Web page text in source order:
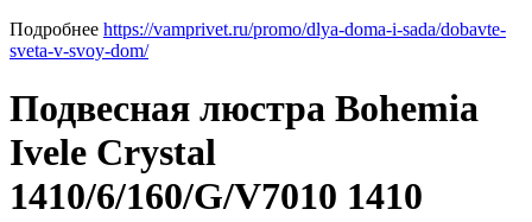
Подробнее https://vamprivet.ru/promo/dlya-doma-i-sada/dobavte-
sveta-v-svoy-dom/
Подвесная люстра Bohemia
Ivele Crystal
1410/6/160/G/V7010 1410